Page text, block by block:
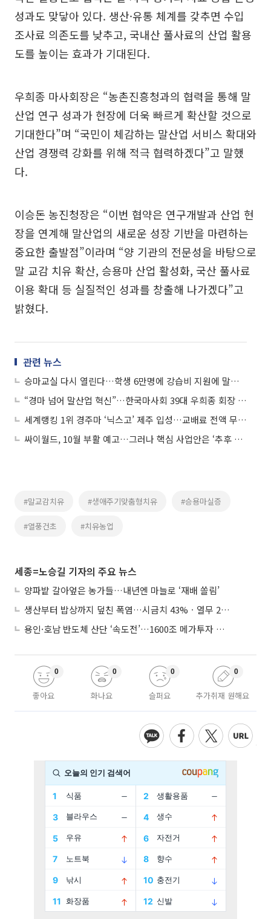
성과도 맞닿아 있다. 생산·유통 체계를 갖추면 수입
조사료 의존도를 낮추고, 국내산 풀사료의 산업 활용
도를 높이는 효과가 기대된다.
우희종 마사회장은 “농촌진흥청과의 협력을 통해 말
산업 연구 성과가 현장에 더욱 빠르게 확산할 것으로
기대한다”며 “국민이 체감하는 말산업 서비스 확대와
산업 경쟁력 강화를 위해 적극 협력하겠다”고 말했
다.
이승돈 농진청장은 “이번 협약은 연구개발과 산업 현
장을 연계해 말산업의 새로운 성장 기반을 마련하는
중요한 출발점”이라며 “양 기관의 전문성을 바탕으로
말 교감 치유 확산, 승용마 산업 활성화, 국산 풀사료
이용 확대 등 실질적인 성과를 창출해 나가겠다”고
밝혔다.
관련 뉴스
승마교실 다시 열린다…학생 6만명에 강습비 지원에 말복지 기준도 강화
“경마 넘어 말산업 혁신”…한국마사회 39대 우희종 회장 취임
세계랭킹 1위 경주마 ‘닉스고’ 제주 입성…교배료 전액 무상, 국산마 판 바뀌나
싸이월드, 10월 부활 예고…그러나 핵심 사업안은 ‘추후 공개’
#말교감치유 #생애주기맞춤형치유 #승용마실증
#열풍건초 #치유농업
세종=노승길 기자의 주요 뉴스
양파밭 갈아엎은 농가들…내년엔 마늘로 ‘재배 쏠림’
생산부터 밥상까지 덮친 폭염…시금치 43%ㆍ열무 28% 급등
용인·호남 반도체 산단 ‘속도전’…1600조 메가투자 이행 총력
좋아요
0
화나요
0
슬퍼요
0
추가취재 원해요
0